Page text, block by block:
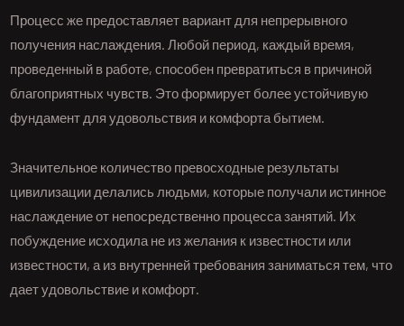
Процесс же предоставляет вариант для непрерывного
получения наслаждения. Любой период, каждый время,
проведенный в работе, способен превратиться в причиной
благоприятных чувств. Это формирует более устойчивую
фундамент для удовольствия и комфорта бытием.
Значительное количество превосходные результаты
цивилизации делались людьми, которые получали истинное
наслаждение от непосредственно процесса занятий. Их
побуждение исходила не из желания к известности или
известности, а из внутренней требования заниматься тем, что
дает удовольствие и комфорт.